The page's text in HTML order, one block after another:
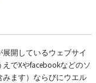
開しているウェブサイ
でXやfacebookなどのソ
ます）ならびにウエル